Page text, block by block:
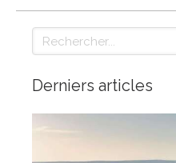
Rechercher
Derniers articles